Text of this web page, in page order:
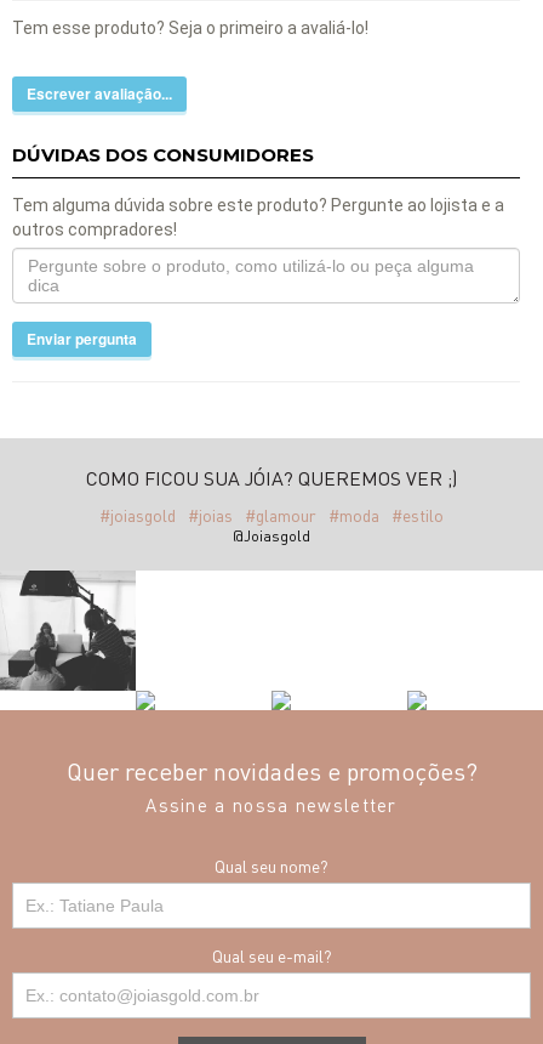
Tem esse produto? Seja o primeiro a avaliá-lo!
Escrever avaliação...
DÚVIDAS DOS CONSUMIDORES
Tem alguma dúvida sobre este produto? Pergunte ao lojista e a
outros compradores!
Enviar pergunta
COMO FICOU SUA JÓIA? QUEREMOS VER ;)
#joiasgold #joias #glamour #moda #estilo
@Joiasgold
Quer receber novidades e promoções?
Assine a nossa newsletter
Qual seu nome?
Qual seu e-mail?